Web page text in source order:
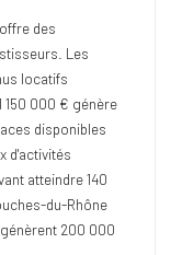
des
Les
locatifs
150 000 € génère
disponibles
d'activités
atteindre 140
du-Rhône
200 000